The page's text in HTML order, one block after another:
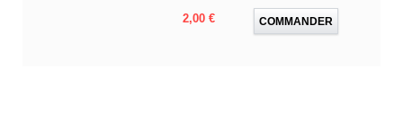
Prix
2,00 € COMMANDER